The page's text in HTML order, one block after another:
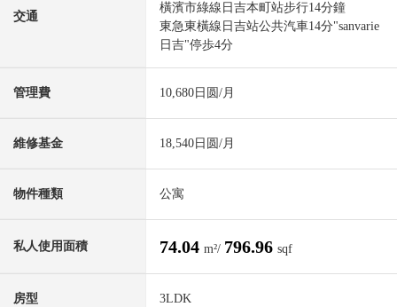
交通
橫濱市綠線日吉本町站步行14分鐘
東急東橫線日吉站公共汽車14分"sanvarie
日吉"停歩4分
管理費 10,680日圆/月
維修基金 18,540日圆/月
物件種類 公寓
私人使用面積 74.04 m²/ 796.96 sqf
房型 3LDK